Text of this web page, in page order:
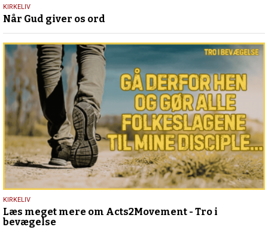
23.
maj
2026
KIRKELIV
Når Gud giver os ord
15.
maj
2026
KIRKELIV
Læs meget mere om Acts2Movement - Tro i
bevægelse